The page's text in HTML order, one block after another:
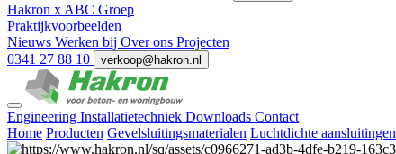
Hakron x ABC Groep
Praktijkvoorbeelden
Nieuws Werken bij Over ons Projecten
0341 27 88 10
verkoop@hakron.nl
Engineering Installatietechniek Downloads Contact
Home Producten Gevelsluitingsmaterialen Luchtdichte aansluitingen